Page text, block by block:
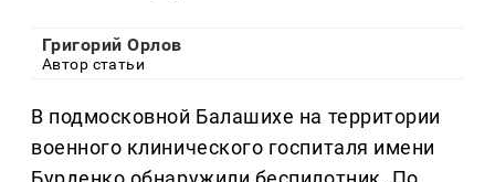
Григорий Орлов
Автор статьи
В подмосковной Балашихе на территории
военного клинического госпиталя имени